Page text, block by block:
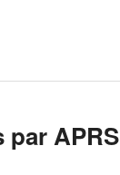
par APRS